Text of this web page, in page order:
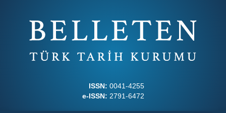
ISSN: 0041-4255
e-ISSN: 2791-6472